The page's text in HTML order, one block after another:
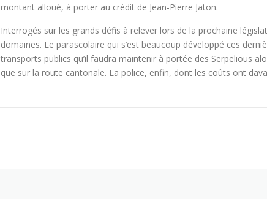
montant alloué, à porter au crédit de Jean-Pierre Jaton.
Interrogés sur les grands défis à relever lors de la prochaine
domaines. Le parascolaire qui s’est beaucoup développé ces
transports publics qu’il faudra maintenir à portée des Serpelious
que sur la route cantonale. La police, enfin, dont les coûts ont